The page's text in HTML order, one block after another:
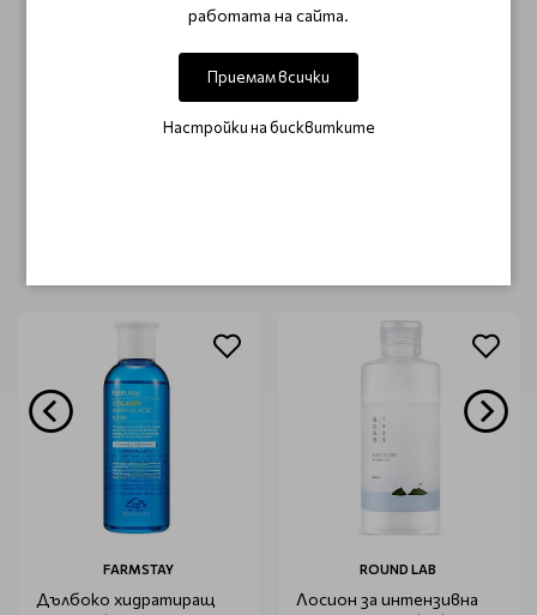
ОТЗИВИ (0)
Този продукт няма отзиви.
FARMSTAY
Дълбоко хидратиращ
ROUND LAB
Лосион за интензивна
работата на сайта.
Приемам всички
Настройки на бисквитките